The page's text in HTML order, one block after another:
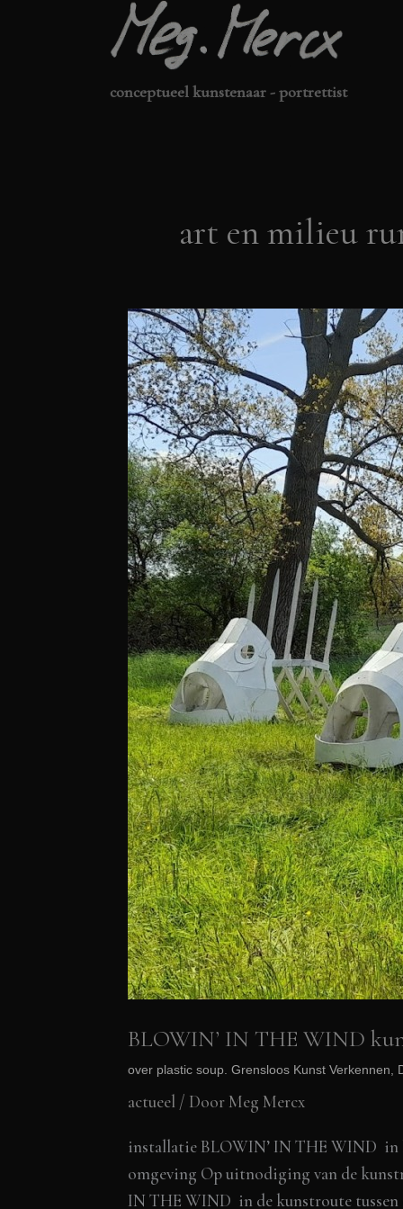
conceptueel kunstenaar - portrettist
art en milieu
BLOWIN’ IN THE WIND
over plastic soup. Grensloos Kunst Verkennen,
actueel / Door Meg Mercx
installatie BLOWIN’ IN THE WIND in
omgeving Op uitnodiging van de
IN THE WIND in de kunstroute tussen